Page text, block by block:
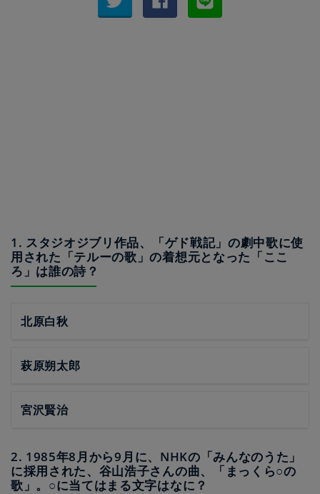
1. スタジオジブリ作品、「ゲド戦記」の劇中歌に使
用された「テルーの歌」の着想元となった「ここ
ろ」は誰の詩？
北原白秋
萩原朔太郎
宮沢賢治
2. 1985年8月から9月に、NHKの「みんなのうた」
に採用された、谷山浩子さんの曲、「まっくら○の
歌」。○に当てはまる文字はなに？